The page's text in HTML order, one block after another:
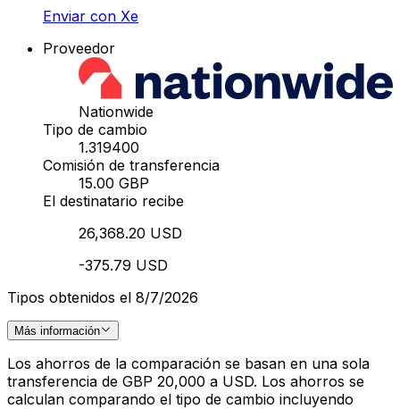
Enviar con Xe
Proveedor
Nationwide
Tipo de cambio
1.319400
Comisión de transferencia
15.00 GBP
El destinatario recibe
26,368.20 USD
-375.79 USD
Tipos obtenidos el 8/7/2026
Más información
Los ahorros de la comparación se basan en una sola
transferencia de GBP 20,000 a USD. Los ahorros se
calculan comparando el tipo de cambio incluyendo